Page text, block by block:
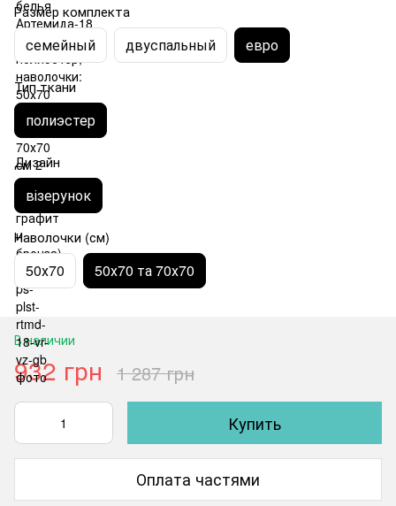
Размер комплекта
семейный двуспальный евро
Тип ткани
полиэстер
Дизайн
візерунок
Наволочки (см)
50х70 50х70 та 70х70
В наличии
932 грн 1 287 грн
Купить
Оплата частями